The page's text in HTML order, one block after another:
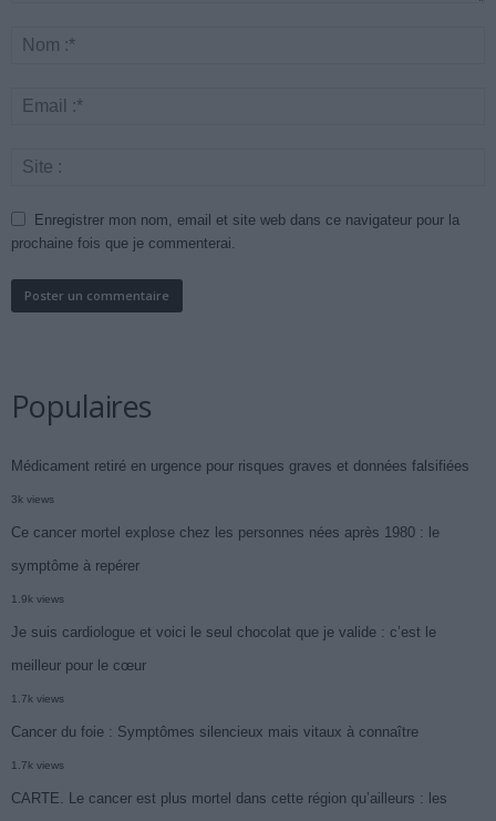
Enregistrer mon nom, email et site web dans ce navigateur pour la
prochaine fois que je commenterai.
Populaires
Médicament retiré en urgence pour risques graves et données falsifiées
3k views
Ce cancer mortel explose chez les personnes nées après 1980 : le
symptôme à repérer
1.9k views
Je suis cardiologue et voici le seul chocolat que je valide : c’est le
meilleur pour le cœur
1.7k views
Cancer du foie : Symptômes silencieux mais vitaux à connaître
1.7k views
CARTE. Le cancer est plus mortel dans cette région qu’ailleurs : les